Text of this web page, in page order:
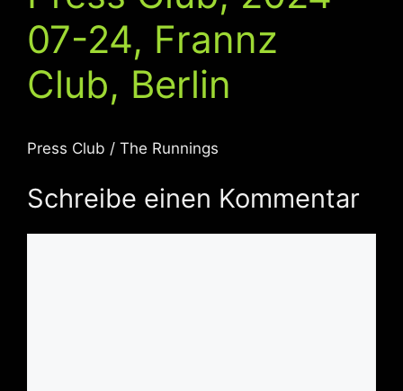
07-24, Frannz
Club, Berlin
Press Club / The Runnings
Schreibe einen Kommentar